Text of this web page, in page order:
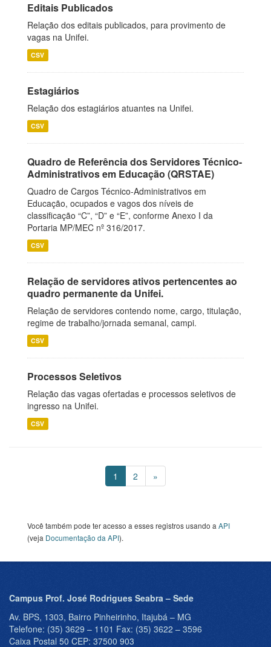
Editais Publicados
Relação dos editais publicados, para provimento de
vagas na Unifei.
CSV
Estagiários
Relação dos estagiários atuantes na Unifei.
CSV
Quadro de Referência dos Servidores Técnico-
Administrativos em Educação (QRSTAE)
Quadro de Cargos Técnico-Administrativos em
Educação, ocupados e vagos dos níveis de
classificação “C”, “D” e “E”, conforme Anexo I da
Portaria MP/MEC nº 316/2017.
CSV
Relação de servidores ativos pertencentes ao
quadro permanente da Unifei.
Relação de servidores contendo nome, cargo, titulação,
regime de trabalho/jornada semanal, campi.
CSV
Processos Seletivos
Relação das vagas ofertadas e processos seletivos de
ingresso na Unifei.
CSV
1 2 »
Você também pode ter acesso a esses registros usando a API
(veja Documentação da API).
Campus Prof. José Rodrigues Seabra – Sede
Av. BPS, 1303, Bairro Pinheirinho, Itajubá – MG
Telefone: (35) 3629 – 1101 Fax: (35) 3622 – 3596
Caixa Postal 50 CEP: 37500 903